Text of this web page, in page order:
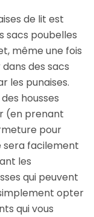
de lit est
sacs poubelles
même une fois
des sacs
les punaises.
housses
(en prenant
pour
sera facilement
les
qui peuvent
opter
qui vous